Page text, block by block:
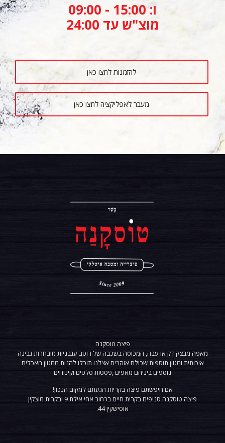
ו: 15:00 - 09:00
מוצ"ש עד 24:00
להזמנות לחצו כאן
מעבר לאפליקציה לחצו כאן
פיצה טוסקנה
מאפה מבצק דק או עבה, המכוסה בשכבה של רוטב עגבניות מובחרות גבינה
איכותית ומגוון תוספות שכולם אוהבים אצלנו תוכלו להנות ממגוון מאכלים
נוספים ביניהם מאפים ,פסטות סלטים וקינוחים
אם חיפשתם פיצה בקריות הגעתם למקום הנכון!
פיצה טוסקנה
סניפים בקרית חיים ברחוב אחי אילת 9 ובקרית מוצקין
אוסישקין 44.